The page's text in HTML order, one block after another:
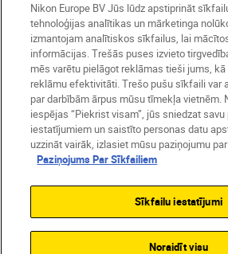
Latvija Nikon Sites
Contact Us Privacy Notice
Cookie Notice
Cookie Settings
© 2026 Nikon
Nikon Europe BV Jūs lūdz apstiprināt
tehnoloģijas analītikas un mārketinga
izmantojam analītiskos sīkfailus, lai
informācijas. Trešās puses izvieto
mēs varētu pielāgot reklāmas tieši jums,
reklāmu efektivitāti. Trešo pušu sīkfaili var
par darbībām ārpus mūsu tīmekļa vietnēm.
iespējas “Piekrist visam”, jūs sniedzat
iestatījumiem un saistīto personas datu
uzzināt vairāk, izlasiet mūsu paziņojumu
Paziņojums Par Sīkfailiem
Sīkfailu iestatījumi
Noraidīt visu